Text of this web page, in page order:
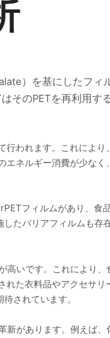
）を基にしたフィ
そのPETを再利用す
われます。これにより
エネルギー消費が少なく
フィルムがあり、食
たバリアフィルムも存
高いです。これにより、
た衣料品やアクセサリ
されています。
があります。例えば、